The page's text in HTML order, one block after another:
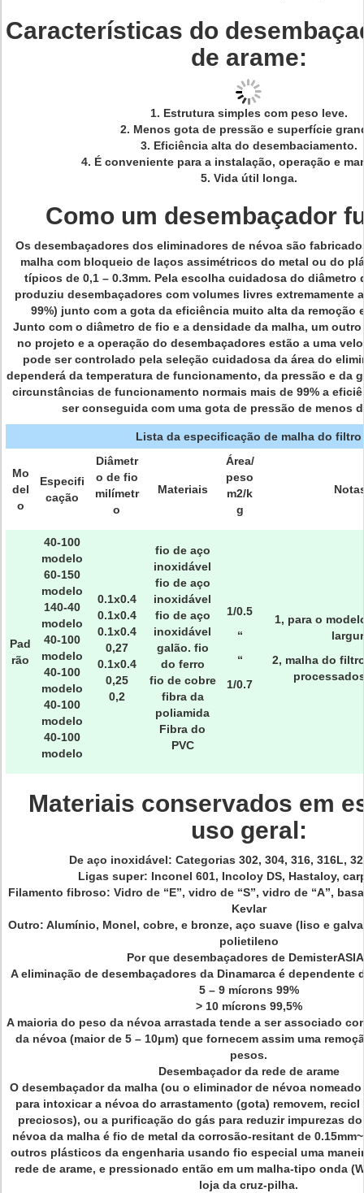
Características do
de arame:
1. Estrutura simples com peso leve.
2. Menos gota de pressão e superfície
3. Eficiência alta do desembaciamento.
4. É conveniente para a instalação, operação e
5. Vida útil longa.
Como um desembaçador
Os desembaçadores dos eliminadores de névoa são
malha com bloqueio de laços assimétricos do metal ou do
típicos de 0,1 – 0.3mm. Pela escolha cuidadosa do diâmetro
produziu desembaçadores com volumes livres extremamente
99%) junto com a gota da eficiência muito alta da remoção
Junto com o diâmetro de fio e a densidade da malha, um
no projeto e a operação do desembaçadores estão a uma
pode ser controlado pela seleção cuidadosa da área do
dependerá da temperatura de funcionamento, da pressão e da
circunstâncias de funcionamento normais mais de 99% a
ser conseguida com uma gota de pressão de menos
Lista da especificação de malha do filtro
Mo
del
o
Especifi
cação
Diâmetr
o de fio
milímetr
o
Materiais
Área/
peso
m2/k
g
Pad
rão
40-100
modelo
60-150
modelo
140-40
modelo
40-100
modelo
40-100
modelo
40-100
modelo
40-100
modelo
0.1x0.4
0.1x0.4
0.1x0.4
0,27
0.1x0.4
0,25
0,2
fio de aço
inoxidável
fio de aço
inoxidável
fio de aço
inoxidável
galão. fio
do ferro
fio de cobre
fibra da
poliamida
Fibra do
PVC
1/0.5
“
“
1/0.7
1, para o
2, malha do
Materiais conservados em
uso geral:
De aço inoxidável: Categorias 302, 304, 316, 316L,
Ligas super: Inconel 601, Incoloy DS, Hastaloy,
Filamento fibroso: Vidro de “E”, vidro de “S”, vidro de “A”,
Kevlar
Outro: Alumínio, Monel, cobre, e bronze, aço suave (liso e
polietileno
Por que desembaçadores de
A eliminação de desembaçadores da Dinamarca é dependente
5 – 9 mícrons 99%
> 10 mícrons 99,5%
A maioria do peso da névoa arrastada tende a ser associado
da névoa (maior de 5 – 10μm) que fornecem assim uma
pesos.
Desembaçador da rede de arame
O desembaçador da malha (ou o eliminador de névoa
para intoxicar a névoa do arrastamento (gota) removem, recicl
preciosos), ou a purificação do gás para reduzir impurezas
névoa da malha é fio de metal da corrosão-resitant de
outros plásticos da engenharia usando fio especial uma
rede de arame, e pressionado então em um malha-tipo onda
loja da cruz-pilha.